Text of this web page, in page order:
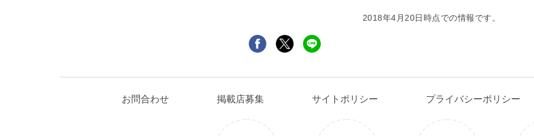
2018年4月20日時点での情報です。
お問合わせ 掲載店募集 サイトポリシー プライバシーポリシー